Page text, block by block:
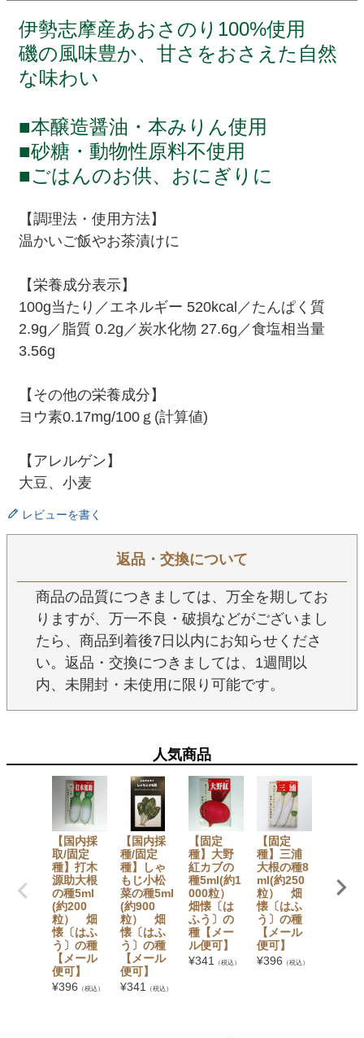
伊勢志摩産あおさのり100%使用
磯の風味豊か、甘さをおさえた自然
な味わい
■本醸造醤油・本みりん使用
■砂糖・動物性原料不使用
■ごはんのお供、おにぎりに
【調理法・使用方法】
温かいご飯やお茶漬けに
【栄養成分表示】
100g当たり／エネルギー 520kcal／たんぱく質
2.9g／脂質 0.2g／炭水化物 27.6g／食塩相当量
3.56g
【その他の栄養成分】
ヨウ素0.17mg/100ｇ(計算値)
【アレルゲン】
大豆、小麦
レビューを書く
返品・交換について
商品の品質につきましては、万全を期してお
りますが、万一不良・破損などがございまし
たら、商品到着後7日以内にお知らせくださ
い。返品・交換につきましては、1週間以
内、未開封・未使用に限り可能です。
人気商品
【国内採
取/固定
種】打木
源助大根
の種5ml
(約200
粒） 畑
懐〔はふ
う〕の種
【メール
便可】
¥396 （税込）
【国内採
種/固定
種】しゃ
もじ小松
菜の種5ml
(約900
粒） 畑
懐〔はふ
う〕の種
【メール
便可】
¥341 （税込）
【固定
種】大野
紅カブの
種5ml(約1
000粒）
畑懐〔は
ふう〕の
種【メー
ル便可】
¥341 （税込）
【固定
種】三浦
大根の種8
ml(約250
粒） 畑
懐〔はふ
う〕の種
【メール
便可】
¥396 （税込）
総太り
根(青